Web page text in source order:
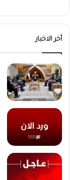
أخر الاخبار